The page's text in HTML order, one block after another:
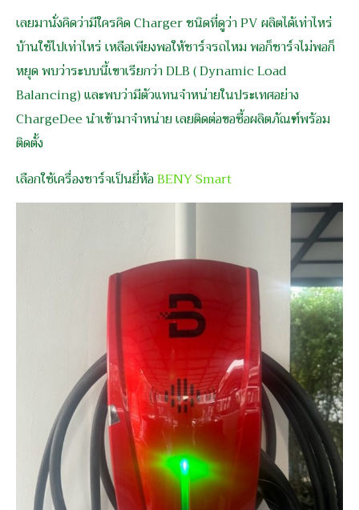
เลยมานั่งคิดว่ามีใครคิด Charger ชนิดที่ดูว่า PV ผลิตได้เท่าไหร่
บ้านใช้ไปเท่าไหร่ เหลือเพียงพอให้ชาร์จรถไหม พอก็ชาร์จไม่พอก็
หยุด พบว่าระบบนี้เขาเรียกว่า DLB ( Dynamic Load
Balancing) และพบว่ามีตัวแทนจำหน่ายในประเทศอย่าง
ChargeDee นำเข้ามาจำหน่าย เลยติดต่อขอซื้อผลิตภัณฑ์พร้อม
ติดตั้ง
เลือกใช้เครื่องชาร์จเป็นยี่ห้อBENY Smart